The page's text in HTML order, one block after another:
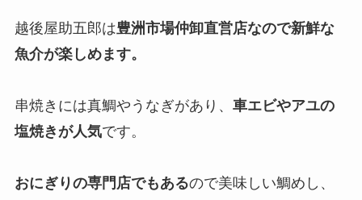
越後屋助五郎は豊洲市場仲卸直営店なので新鮮な
魚介が楽しめます。
串焼きには真鯛やうなぎがあり、 車エビやアユの
塩焼きが人気です。
おにぎりの専門店でもあるので美味しい鯛めし、